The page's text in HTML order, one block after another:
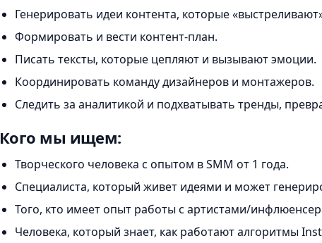
Генерировать идеи контента, которые
Формировать и вести контент-план.
Писать тексты, которые цепляют и вызывают эмоции.
Координировать команду дизайнеров и монтажеров.
Следить за аналитикой и подхватывать тренды,
Кого мы ищем:
Творческого человека с опытом в SMM от 1 года.
Специалиста, который живет идеями и может
Того, кто имеет опыт работы с артистами/
Человека, который знает, как работают алгоритмы